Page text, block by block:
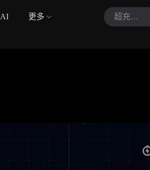
AI 更多 超充时刻